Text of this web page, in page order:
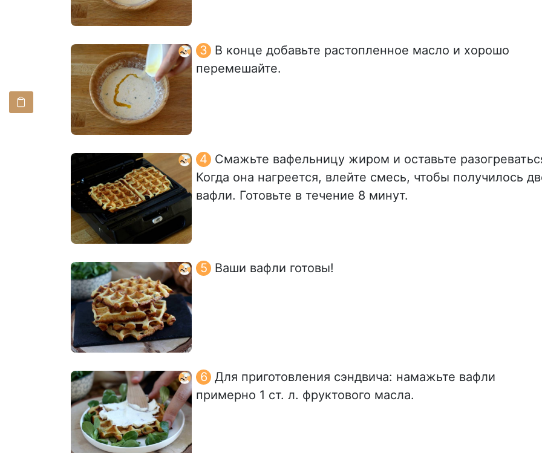
В конце добавьте растопленное масло и хорошо
перемешайте.
Смажьте вафельницу жиром и оставьте
Когда она нагреется, влейте смесь, чтобы получилось
вафли. Готовьте в течение 8 минут.
Ваши вафли готовы!
Для приготовления сэндвича: намажьте вафли
примерно 1 ст. л. фруктового масла.